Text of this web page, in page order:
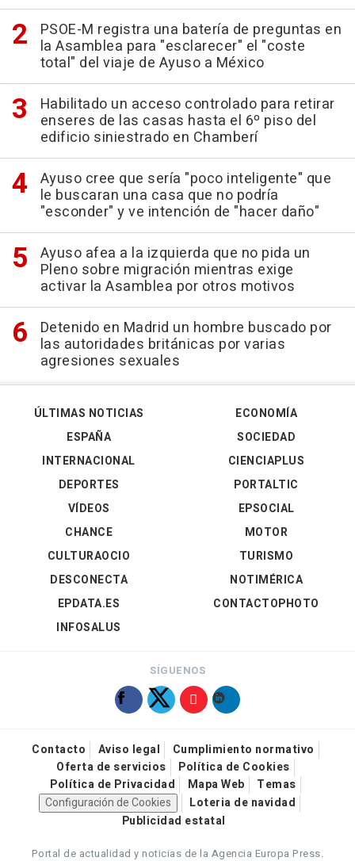
PSOE-M registra una batería de preguntas en
la Asamblea para "esclarecer" el "coste
total" del viaje de Ayuso a México
Habilitado un acceso controlado para retirar
enseres de las casas hasta el 6º piso del
edificio siniestrado en Chamberí
Ayuso cree que sería "poco inteligente" que
le buscaran una casa que no podría
"esconder" y ve intención de "hacer daño"
Ayuso afea a la izquierda que no pida un
Pleno sobre migración mientras exige
activar la Asamblea por otros motivos
Detenido en Madrid un hombre buscado por
las autoridades británicas por varias
agresiones sexuales
ÚLTIMAS NOTICIAS
ESPAÑA
INTERNACIONAL
DEPORTES
VÍDEOS
ECONOMÍA
SOCIEDAD
CIENCIAPLUS
PORTALTIC
EPSOCIAL
CHANCE
CULTURAOCIO
DESCONECTA
EPDATA.ES
INFOSALUS
MOTOR
TURISMO
NOTIMÉRICA
CONTACTOPHOTO
SÍGUENOS
Contacto Aviso legal
Cumplimiento normativo
Oferta de servicios
Política de Cookies
Política de Privacidad
Mapa Web
Temas
Configuración de Cookies
Loteria de navidad
Publicidad estatal
Portal de actualidad y noticias de la Agencia Europa Press.